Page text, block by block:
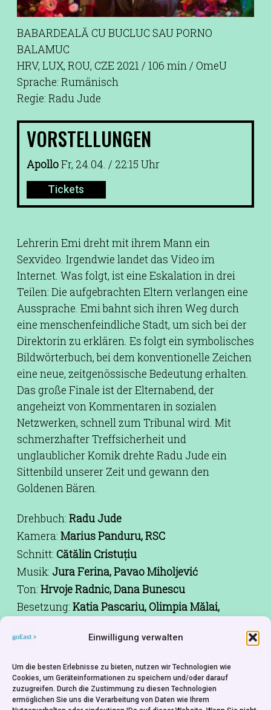
Einwilligung verwalten
Um die besten Erlebnisse zu bieten, nutzen wir Technologien wie
Cookies, um Geräteinformationen zu speichern und/oder darauf
zuzugreifen. Durch die Zustimmung zu diesen Technologien
ermöglichen Sie uns die Verarbeitung von Daten wie Ihrem
BABARDEALĂ CU BUCLUC SAU PORNO
BALAMUC
HRV, LUX, ROU, CZE 2021 / 106 min / OmeU
Sprache: Rumänisch
Regie: Radu Jude
VORSTELLUNGEN
ApolloFr, 24.04. / 22:15 Uhr
Tickets
Lehrerin Emi dreht mit ihrem Mann ein
Sexvideo. Irgendwie landet das Video im
Internet. Was folgt, ist eine Eskalation in drei
Teilen: Die aufgebrachten Eltern verlangen eine
Aussprache. Emi bahnt sich ihren Weg durch
eine menschenfeindliche Stadt, um sich bei der
Direktorin zu erklären. Es folgt ein symbolisches
Bildwörterbuch, bei dem konventionelle Zeichen
eine neue, zeitgenössische Bedeutung erhalten.
Das große Finale ist der Elternabend, der
angeheizt von Kommentaren in sozialen
Netzwerken, schnell zum Tribunal wird. Mit
schmerzhafter Treffsicherheit und
unglaublicher Komik drehte Radu Jude ein
Sittenbild unserer Zeit und gewann den
Goldenen Bären.
Drehbuch: Radu Jude
Kamera: Marius Panduru, RSC
Schnitt: Cătălin Cristuțiu
Musik: Jura Ferina, Pavao Miholjević
Ton: Hrvoje Radnic, Dana Bunescu
Besetzung: Katia Pascariu, Olimpia Mălai,
Alexandru Potocean, Andi Vasluianu
Co-Produktion:Paul Thiltges, Adrien Chef, Jiří
Konečný, Ankica Jurić Tilić